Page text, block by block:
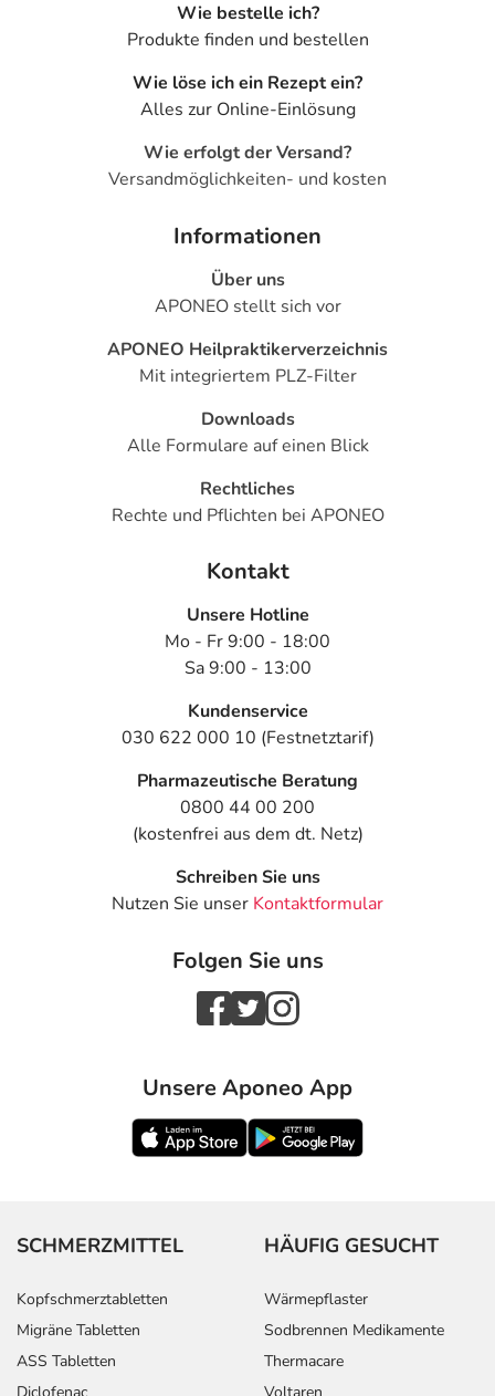
Wie bestelle ich?
Produkte finden und bestellen
Wie löse ich ein Rezept ein?
Alles zur Online-Einlösung
Wie erfolgt der Versand?
Versandmöglichkeiten- und kosten
Informationen
Über uns
APONEO stellt sich vor
APONEO Heilpraktikerverzeichnis
Mit integriertem PLZ-Filter
Downloads
Alle Formulare auf einen Blick
Rechtliches
Rechte und Pflichten bei APONEO
Kontakt
Unsere Hotline
Mo - Fr 9:00 - 18:00
Sa 9:00 - 13:00
Kundenservice
030 622 000 10 (Festnetztarif)
Pharmazeutische Beratung
0800 44 00 200
(kostenfrei aus dem dt. Netz)
Schreiben Sie uns
Nutzen Sie unser Kontaktformular
Folgen Sie uns
Unsere Aponeo App
SCHMERZMITTEL
Kopfschmerztabletten
Migräne Tabletten
ASS Tabletten
HÄUFIG GESUCHT
Wärmepflaster
Sodbrennen Medikamente
Thermacare